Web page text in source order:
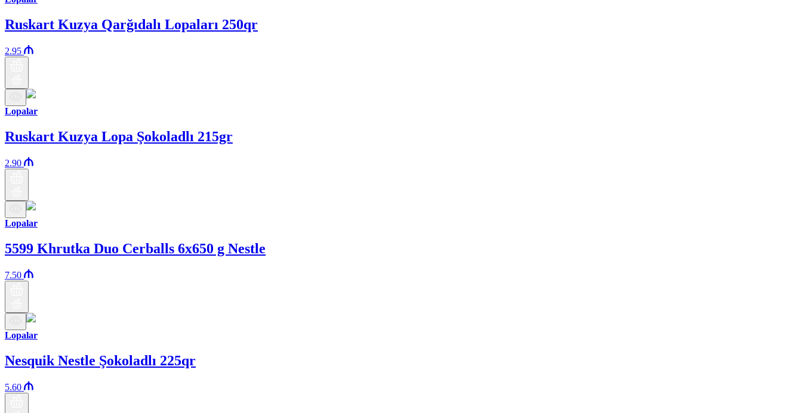
Ruskart Kuzya Qarğıdalı Lopaları 250qr
2.95
Lopalar
Ruskart Kuzya Lopa Şokoladlı 215gr
2.90
Lopalar
5599 Khrutka Duo Cerballs 6x650 g Nestle
7.50
Lopalar
Nesquik Nestle Şokoladlı 225qr
5.60